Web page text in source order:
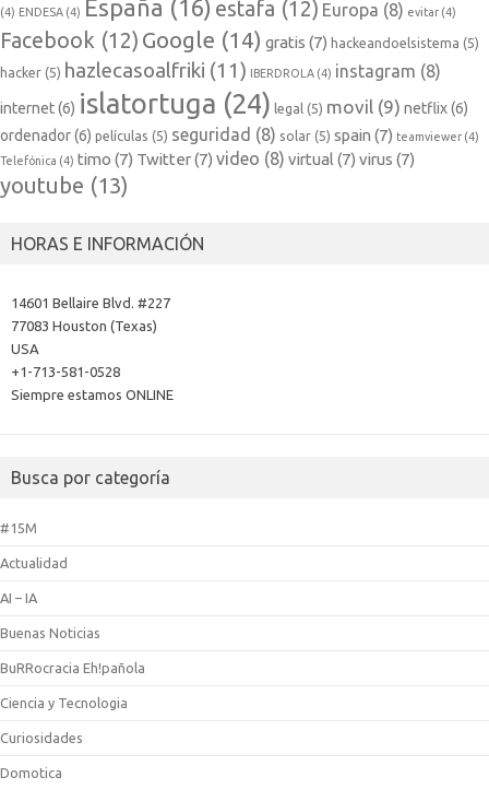
(4) ENDESA (4) España (16) estafa (12) Europa (8) evitar (4)
Facebook (12) Google (14) gratis (7) hackeandoelsistema (5)
hacker (5) hazlecasoalfriki (11) IBERDROLA (4) instagram (8)
internet(6) islatortuga (24) legal (5) movil (9) netflix(6)
ordenador(6) películas (5) seguridad (8) solar (5) spain (7) teamviewer (4)
Telefónica (4) timo (7) Twitter(7) video (8) virtual (7) virus (7)
youtube (13)
HORAS E INFORMACIÓN
14601 Bellaire Blvd. #227
77083 Houston (Texas)
USA
+1-713-581-0528
Siempre estamos ONLINE
Busca por categoría
#15M
Actualidad
AI – IA
Buenas Noticias
BuRRocracia Eh!pañola
Ciencia y Tecnologia
Curiosidades
Domotica